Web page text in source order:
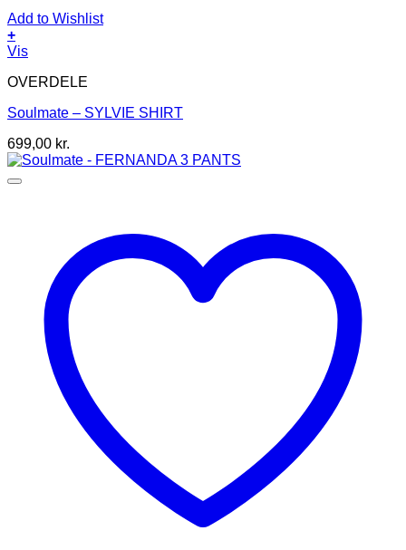
Add to Wishlist
+
Dette
har
varianter.
kan
vælges
på
Vis
OVERDELE
Soulmate – SYLVIE SHIRT
699,00 kr.